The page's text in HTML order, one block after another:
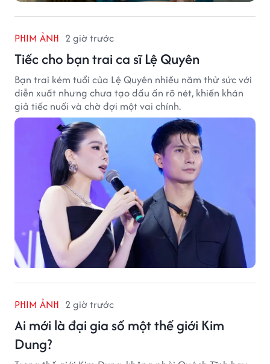
PHIM ẢNH 2 giờ trước
Tiếc cho bạn trai ca sĩ Lệ Quyên
Bạn trai kém tuổi của Lệ Quyên nhiều năm thử sức với
diễn xuất nhưng chưa tạo dấu ấn rõ nét, khiến khán
giả tiếc nuối và chờ đợi một vai chính.
PHIM ẢNH 2 giờ trước
Ai mới là đại gia số một thế giới Kim
Dung?